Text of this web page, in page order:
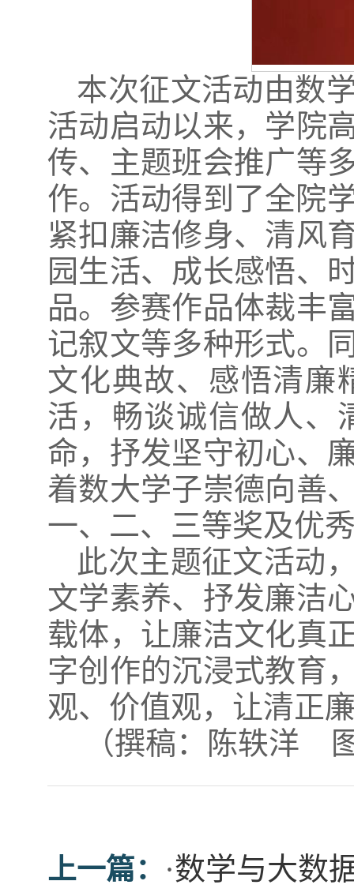
本次征文活动由数
活动启动以来，学院
传、主题班会推广等
作。活动得到了全院
紧扣廉洁修身、清风
园生活、成长感悟、
品。参赛作品体裁丰
记叙文等多种形式。
文化典故、感悟清廉
活，畅谈诚信做人、
命，抒发坚守初心、
着数大学子崇德向善
一、二、三等奖及优
此次主题征文活动
文学素养、抒发廉洁
载体，让廉洁文化真
字创作的沉浸式教育
观、价值观，让清正
（撰稿：陈轶洋
上一篇： ·数学与大数